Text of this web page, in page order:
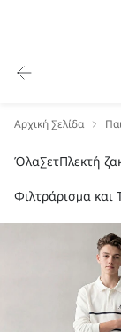
Αρχική Σελίδα
ΌλαΣετΠλεκτή
Φιλτράρισμα και